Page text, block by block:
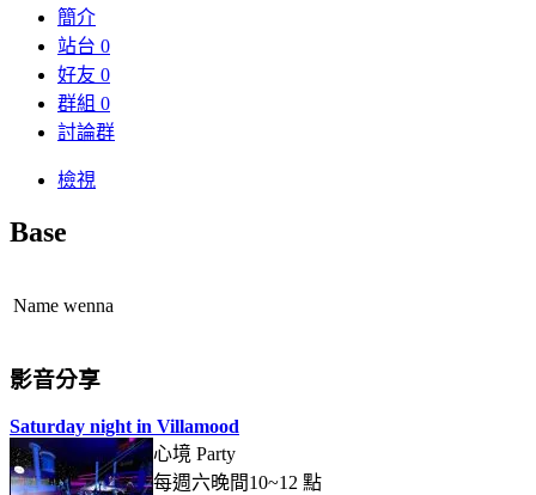
簡介
站台 0
好友 0
群組 0
討論群
檢視
Base
Name wenna
影音分享
Saturday night in Villamood
心境 Party
每週六晚間10~12 點